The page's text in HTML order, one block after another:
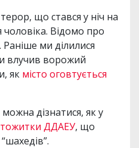
що стався у ніч на
чоловіка. Відомо про
ми ділилися
влучив ворожий
як місто оговтується
дізнатися, як у
ДДАЕУ, що